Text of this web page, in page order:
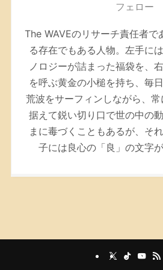
フェロー
The WAVEのリサーチ責任者で
る存在でもある人物。左手に
ノロジーが詰まった福袋を、
を呼ぶ黄金の小槌を持ち、毎
荒波をサーフィンしながら、
据えて鋭い切り口で世の中の
まに毒づくこともあるが、そ
子には良心の「良」の文字